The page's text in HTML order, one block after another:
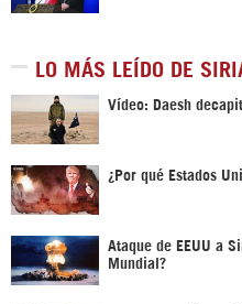
LO MÁS LEÍDO DE
Vídeo: Daesh
¿Por qué Estados
Ataque de EEUU a
Mundial?